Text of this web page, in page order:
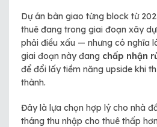
Dự án bàn giao từng block từ
thuê đang trong giai đoạn xây
phải điều xấu — nhưng có nghĩa
giai đoạn này đang chấp nhận
để đổi lấy tiềm năng upside khi
thành.
Đây là lựa chọn hợp lý cho nhà
tháng thu nhập cho thuê thấp